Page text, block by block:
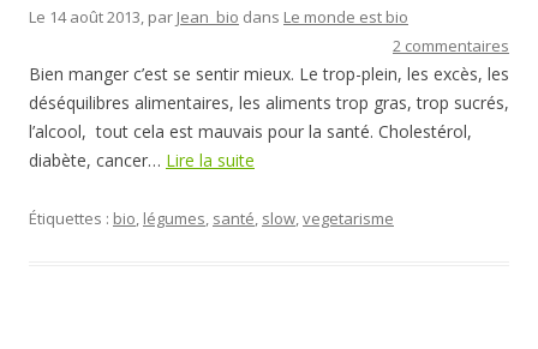
Le 14 août 2013, par Jean_bio dans Le monde est bio
2 commentaires
Bien manger c’est se sentir mieux. Le trop-plein, les excès, les
déséquilibres alimentaires, les aliments trop gras, trop sucrés,
l’alcool, tout cela est mauvais pour la santé. Cholestérol,
diabète, cancer… Lire la suite
Étiquettes : bio, légumes, santé, slow,vegetarisme